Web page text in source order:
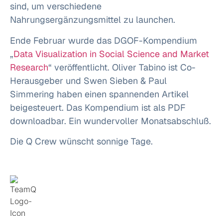
sind, um verschiedene
Nahrungsergänzungsmittel zu launchen.
Ende Februar wurde das DGOF-Kompendium
„Data Visualization in Social Science and Market
Research“ veröffentlicht. Oliver Tabino ist Co-
Herausgeber und Swen Sieben & Paul
Simmering haben einen spannenden Artikel
beigesteuert. Das Kompendium ist als PDF
downloadbar. Ein wundervoller Monatsabschluß.
Die Q Crew wünscht sonnige Tage.